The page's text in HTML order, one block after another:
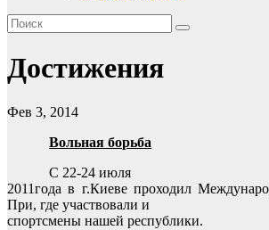
Достижения
Фев 3, 2014
Вольная борьба
С 22-24 июля
2011года в г.Киеве проходил
При, где участвовали и
спортсмены нашей республики.